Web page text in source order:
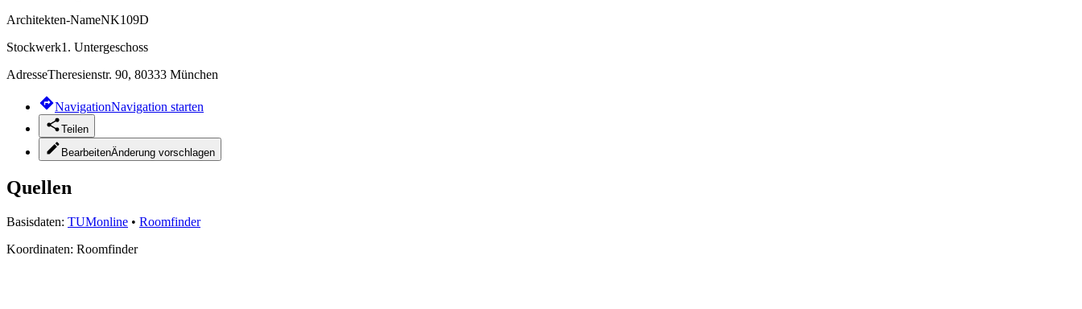
Architekten-NameNK109D
Stockwerk1. Untergeschoss
AdresseTheresienstr. 90, 80333 München
NavigationNavigation starten
Teilen
BearbeitenÄnderung vorschlagen
Quellen
Basisdaten: TUMonline • Roomfinder
Koordinaten: Roomfinder